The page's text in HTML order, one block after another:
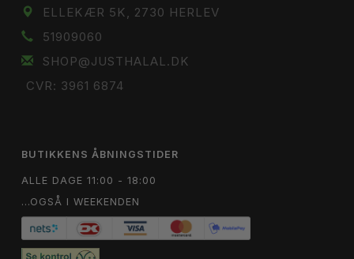
ELLEKÆR 5K, 2730 HERLEV
51909060
SHOP@JUSTHALAL.DK
CVR: 3961 6874
BUTIKKENS ÅBNINGSTIDER
ALLE DAGE 11:00 - 18:00
...OGSÅ I WEEKENDEN